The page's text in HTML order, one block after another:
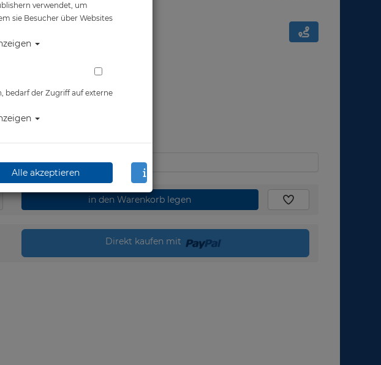
in den Warenkorb legen
Direkt kaufen mit
verwendet, um
sie Besucher über Websites
bedarf der Zugriff auf externe
Alle akzeptieren